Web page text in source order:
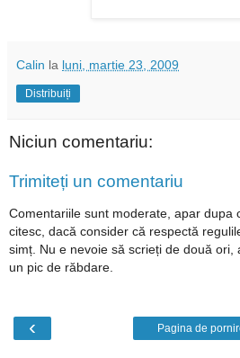
Calin la luni, martie 23, 2009
Distribuiți
Niciun comentariu:
Trimiteți un comentariu
Comentariile sunt moderate, apar dupa
citesc, dacă consider că respectă
simț. Nu e nevoie să scrieți de două ori,
un pic de răbdare.
‹ Pagina de